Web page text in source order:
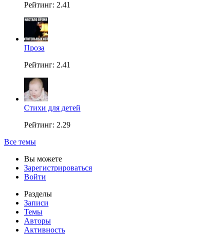
Рейтинг: 2.41
Проза
Рейтинг: 2.41
Стихи для детей
Рейтинг: 2.29
Все темы
Вы можете
Зарегистрироваться
Войти
Разделы
Записи
Темы
Авторы
Активность